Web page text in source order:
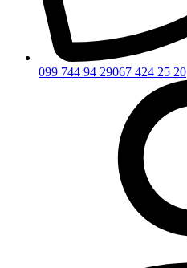
099 744 94 29067 424 25 20